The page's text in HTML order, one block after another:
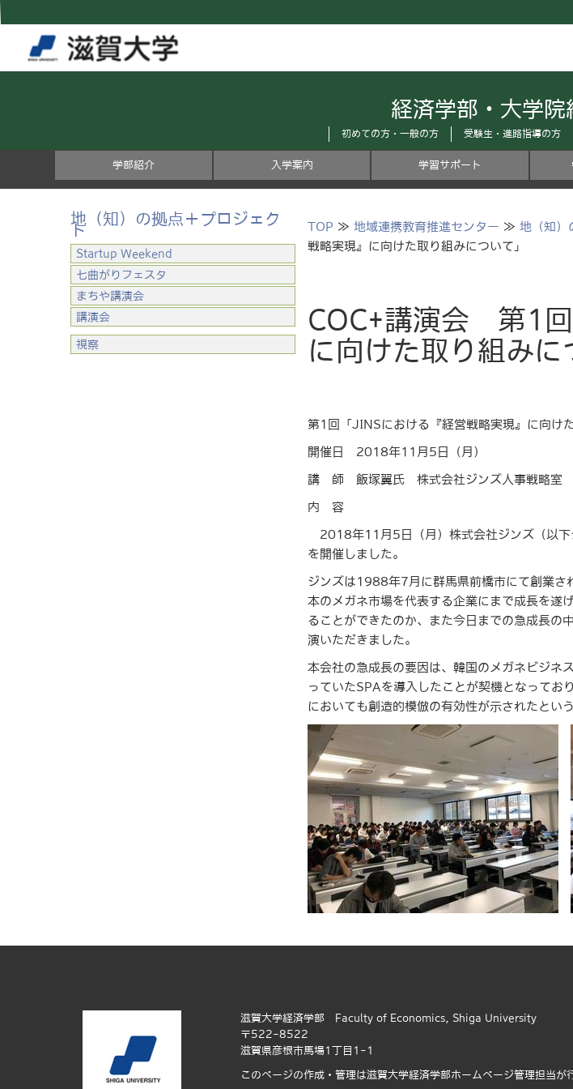
経済学部・大学院
初めての方・一般の方 受験生・進路指導の方
学部紹介 入学案内 学習サポート
TOP ≫ 地域連携教育推進センター ≫ 地（知）
戦略実現』に向けた取り組みについて」
COC+講演会 第1回
に向けた取り組みに
第1回「JINSにおける『経営戦略実現』に向け
開催日 2018年11月5日（月）
講 師 飯塚翼氏 株式会社ジンズ人事戦略室
内 容
2018年11月5日（月）株式会社ジンズ（以下
を開催しました。
ジンズは1988年7月に群馬県前橋市にて創業
本のメガネ市場を代表する企業にまで成長を遂
ることができたのか、また今日までの急成長の
演いただきました。
本会社の急成長の要因は、韓国のメガネビジネ
っていたSPAを導入したことが契機となってお
においても創造的模倣の有効性が示されたとい
地（知）の拠点＋プロジェク
ト
Startup Weekend
七曲がりフェスタ
まちや講演会
講演会
視察
滋賀大学経済学部 Faculty of Economics, Shiga University
〒522-8522
滋賀県彦根市馬場1丁目1-1
このページの作成・管理は滋賀大学経済学部ホームページ管理担当が